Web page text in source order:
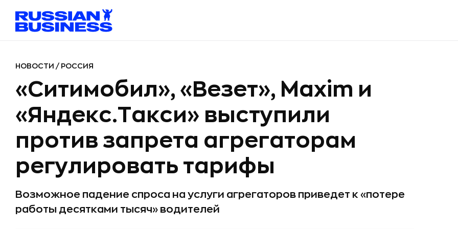
НОВОСТИ / РОССИЯ
«Ситимобил», «Везет», Maxim и
«Яндекс.Такси» выступили
против запрета агрегаторам
регулировать тарифы
Возможное падение спроса на услуги агрегаторов приведет к «потере
работы десятками тысяч» водителей